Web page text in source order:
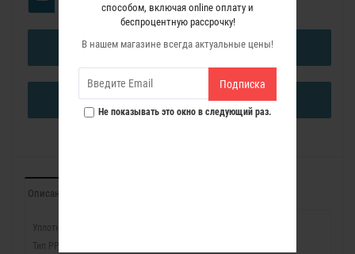
способом, включая online оплату и
беспроцентную рассрочку!
В нашем магазине всегда актуальные цены!
Подписка
Не показывать это окно в следующий раз.
В КОРЗИНУ
КУПИТЬ В ОДИН КЛИК
Описание
Уплотнитель ПВХ.
Тип PP, 100 м (коричневый).